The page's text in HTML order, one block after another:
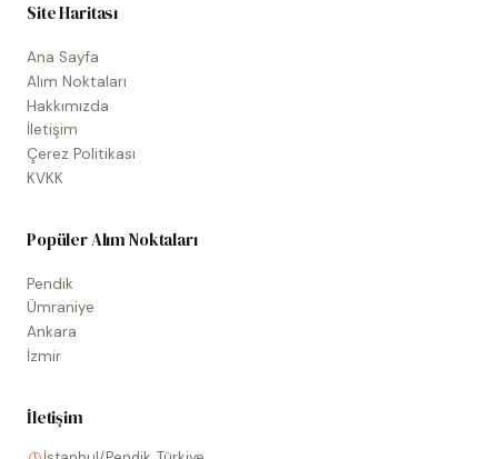
Site Haritası
Ana Sayfa
Alım Noktaları
Hakkımızda
İletişim
Çerez Politikası
KVKK
Popüler Alım Noktaları
Pendik
Ümraniye
Ankara
İzmir
İletişim